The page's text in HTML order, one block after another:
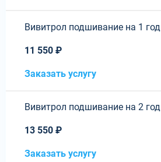
Вивитрол подшивание на 1 год
11 550 ₽
Заказать услугу
Вивитрол подшивание на 2 год
13 550 ₽
Заказать услугу